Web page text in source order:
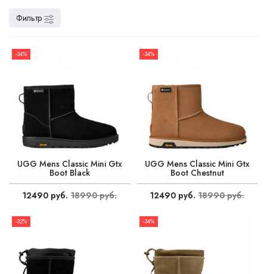
Фильтр
-34%
UGG Mens Classic Mini Gtx
Boot Black
12490 руб. 18990 руб.
-34%
UGG Mens Classic Mini Gtx
Boot Chestnut
12490 руб. 18990 руб.
-32% -34%